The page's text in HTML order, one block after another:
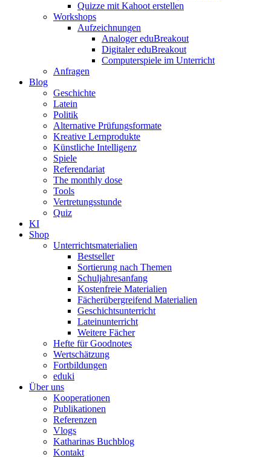
Quizze mit Kahoot erstellen
Workshops
Aufzeichnungen
Analoger eduBreakout
Digitaler eduBreakout
Computerspiele im Unterricht
Anfragen
Blog
Geschichte
Latein
Politik
Alternative Prüfungsformate
Kreative Lernprodukte
Künstliche Intelligenz
Spiele
Referendariat
The monthly dose
Tools
Vertretungsstunde
Quiz
KI
Shop
Unterrichtsmaterialien
Bestseller
Sortierung nach Themen
Schuljahresanfang
Kostenfreie Materialien
Fächerübergreifend Materialien
Geschichtsunterricht
Lateinunterricht
Weitere Fächer
Hefte für Goodnotes
Wertschätzung
Fortbildungen
eduki
Über uns
Kooperationen
Publikationen
Referenzen
Vlogs
Katharinas Buchblog
Kontakt